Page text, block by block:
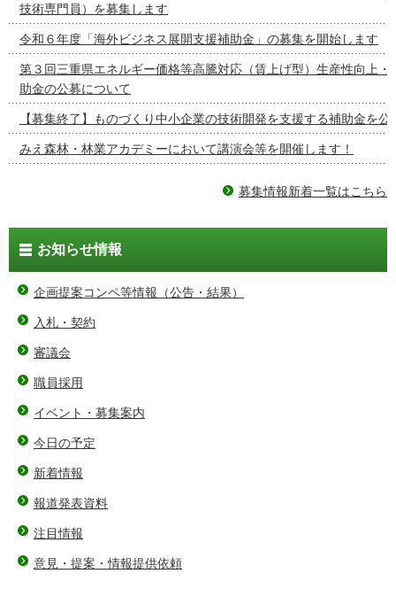
技術専門員）を募集します
令和６年度「海外ビジネス展開支援補助金」の募集を開始します
第３回三重県エネルギー価格等高騰対応（賃上げ型）生産性向上・
助金の公募について
【募集終了】ものづくり中小企業の技術開発を支援する補助金を公
みえ森林・林業アカデミーにおいて講演会等を開催します！
募集情報新着一覧はこちら
お知らせ情報
企画提案コンペ等情報（公告・結果）
入札・契約
審議会
職員採用
イベント・募集案内
今日の予定
新着情報
報道発表資料
注目情報
意見・提案・情報提供依頼